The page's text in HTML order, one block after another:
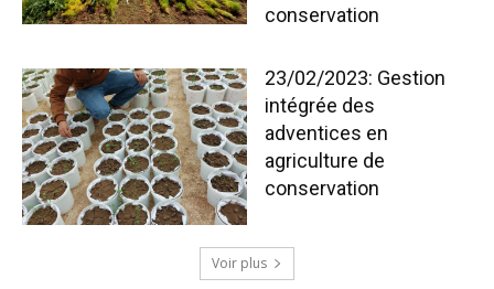
conservation
23/02/2023: Gestion
intégrée des
adventices en
agriculture de
conservation
Voir plus